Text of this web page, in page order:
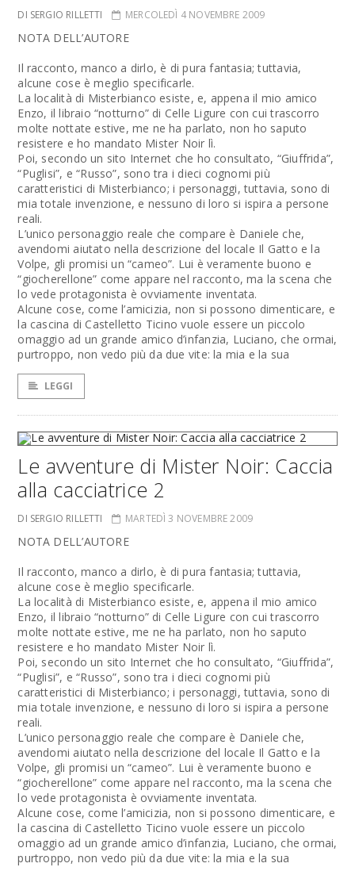
DI SERGIO RILLETTI MERCOLEDÌ 4 NOVEMBRE 2009
NOTA DELL’AUTORE
Il racconto, manco a dirlo, è di pura fantasia; tuttavia,
alcune cose è meglio specificarle.
La località di Misterbianco esiste, e, appena il mio amico
Enzo, il libraio “notturno” di Celle Ligure con cui trascorro
molte nottate estive, me ne ha parlato, non ho saputo
resistere e ho mandato Mister Noir lì.
Poi, secondo un sito Internet che ho consultato, “Giuffrida”,
“Puglisi”, e “Russo”, sono tra i dieci cognomi più
caratteristici di Misterbianco; i personaggi, tuttavia, sono di
mia totale invenzione, e nessuno di loro si ispira a persone
reali.
L’unico personaggio reale che compare è Daniele che,
avendomi aiutato nella descrizione del locale Il Gatto e la
Volpe, gli promisi un “cameo”. Lui è veramente buono e
“giocherellone” come appare nel racconto, ma la scena che
lo vede protagonista è ovviamente inventata.
Alcune cose, come l’amicizia, non si possono dimenticare, e
la cascina di Castelletto Ticino vuole essere un piccolo
omaggio ad un grande amico d’infanzia, Luciano, che ormai,
purtroppo, non vedo più da due vite: la mia e la sua
LEGGI
Le avventure di Mister Noir: Caccia
alla cacciatrice 2
DI SERGIO RILLETTI MARTEDÌ 3 NOVEMBRE 2009
NOTA DELL’AUTORE
Il racconto, manco a dirlo, è di pura fantasia; tuttavia,
alcune cose è meglio specificarle.
La località di Misterbianco esiste, e, appena il mio amico
Enzo, il libraio “notturno” di Celle Ligure con cui trascorro
molte nottate estive, me ne ha parlato, non ho saputo
resistere e ho mandato Mister Noir lì.
Poi, secondo un sito Internet che ho consultato, “Giuffrida”,
“Puglisi”, e “Russo”, sono tra i dieci cognomi più
caratteristici di Misterbianco; i personaggi, tuttavia, sono di
mia totale invenzione, e nessuno di loro si ispira a persone
reali.
L’unico personaggio reale che compare è Daniele che,
avendomi aiutato nella descrizione del locale Il Gatto e la
Volpe, gli promisi un “cameo”. Lui è veramente buono e
“giocherellone” come appare nel racconto, ma la scena che
lo vede protagonista è ovviamente inventata.
Alcune cose, come l’amicizia, non si possono dimenticare, e
la cascina di Castelletto Ticino vuole essere un piccolo
omaggio ad un grande amico d’infanzia, Luciano, che ormai,
purtroppo, non vedo più da due vite: la mia e la sua